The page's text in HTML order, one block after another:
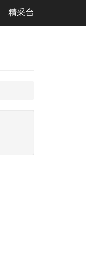
精采台